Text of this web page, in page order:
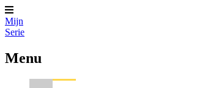
Mijn
Serie
Menu